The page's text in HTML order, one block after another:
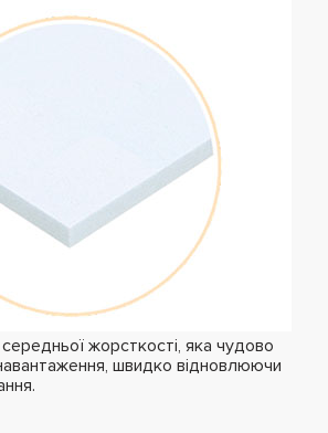
середньої жорсткості, яка чудово
швидко відновлюючи